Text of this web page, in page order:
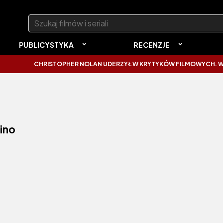
Szukaj:
PUBLICYSTYKA RECENZJE
CHRISTOPHER NOLAN UDERZYŁ W KRYTYKÓW FILMOWYCH.